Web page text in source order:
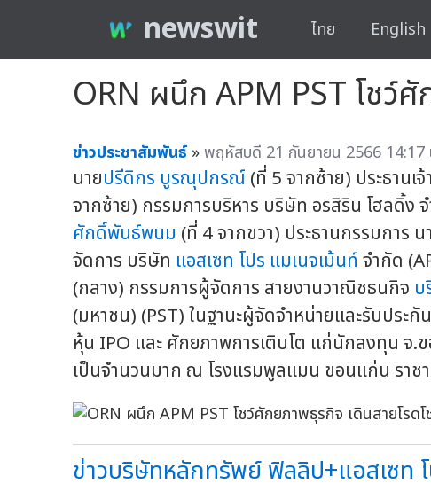
newswit ไทย English
ORN ผนึก APM PST โชว์
ข่าวประชาสัมพันธ์ »พฤหัสบดี 21 กันยายน 2566 14:17
นายปรีดิกร บูรณุปกรณ์ (ที่ 5 จากซ้าย) ประธานเ
จากซ้าย) กรรมการบริหาร บริษัท อรสิริน โฮลดิ้ง
ศักดิ์พันธ์พนม (ที่ 4 จากขวา) ประธานกรรมการ
จัดการ บริษัท แอสเซท โปร แมเนจเม้นท์จำกัด
(กลาง) กรรมการผู้จัดการ สายงานวาณิชธนกิจ
(มหาชน) (PST) ในฐานะผู้จัดจำหน่ายและรับประ
หุ้น IPO และ ศักยภาพการเติบโต แก่นักลงทุน จ
เป็นจำนวนมาก ณ โรงแรมพูลแมน ขอนแก่น ราช
ข่าวบริษัทหลักทรัพย์ ฟิลลิป+แอสเซท